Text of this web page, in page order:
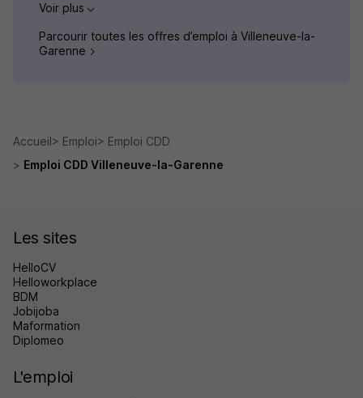
Voir plus
Parcourir toutes les offres d’emploi à Villeneuve-la-
Garenne
Accueil Emploi
Emploi CDD
Emploi CDD Villeneuve-la-Garenne
Les sites
HelloCV
Helloworkplace
BDM
Jobijoba
Maformation
Diplomeo
L'emploi